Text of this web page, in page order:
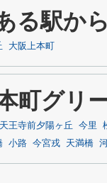
る駅か
大阪上本町
町グリ
王寺前夕陽ヶ丘 今里
小路 今宮戎 天満橋